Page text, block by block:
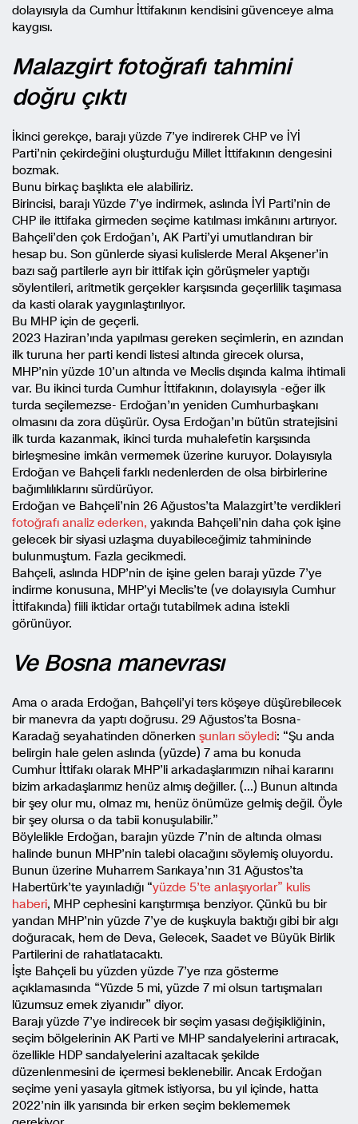
dolayısıyla da Cumhur İttifakının kendisini güvenceye alma
kaygısı.
Malazgirt fotoğrafı tahmini
doğru çıktı
İkinci gerekçe, barajı yüzde 7’ye indirerek CHP ve İYİ
Parti’nin çekirdeğini oluşturduğu Millet İttifakının dengesini
bozmak.
Bunu birkaç başlıkta ele alabiliriz.
Birincisi, barajı Yüzde 7’ye indirmek, aslında İYİ Parti’nin de
CHP ile ittifaka girmeden seçime katılması imkânını artırıyor.
Bahçeli’den çok Erdoğan’ı, AK Parti’yi umutlandıran bir
hesap bu. Son günlerde siyasi kulislerde Meral Akşener’in
bazı sağ partilerle ayrı bir ittifak için görüşmeler yaptığı
söylentileri, aritmetik gerçekler karşısında geçerlilik taşımasa
da kasti olarak yaygınlaştırılıyor.
Bu MHP için de geçerli.
2023 Haziran’ında yapılması gereken seçimlerin, en azından
ilk turuna her parti kendi listesi altında girecek olursa,
MHP’nin yüzde 10’un altında ve Meclis dışında kalma ihtimali
var. Bu ikinci turda Cumhur İttifakının, dolayısıyla -eğer ilk
turda seçilemezse- Erdoğan’ın yeniden Cumhurbaşkanı
olmasını da zora düşürür. Oysa Erdoğan’ın bütün stratejisini
ilk turda kazanmak, ikinci turda muhalefetin karşısında
birleşmesine imkân vermemek üzerine kuruyor. Dolayısıyla
Erdoğan ve Bahçeli farklı nedenlerden de olsa birbirlerine
bağımlılıklarını sürdürüyor.
Erdoğan ve Bahçeli’nin 26 Ağustos’ta Malazgirt’te verdikleri
fotoğrafı analiz ederken, yakında Bahçeli’nin daha çok işine
gelecek bir siyasi uzlaşma duyabileceğimiz tahmininde
bulunmuştum. Fazla gecikmedi.
Bahçeli, aslında HDP’nin de işine gelen barajı yüzde 7’ye
indirme konusuna, MHP’yi Meclis’te (ve dolayısıyla Cumhur
İttifakında) fiili iktidar ortağı tutabilmek adına istekli
görünüyor.
Ve Bosna manevrası
Ama o arada Erdoğan, Bahçeli’yi ters köşeye düşürebilecek
bir manevra da yaptı doğrusu. 29 Ağustos’ta Bosna-
Karadağ seyahatinden dönerken şunları söyledi: “Şu anda
belirgin hale gelen aslında (yüzde) 7 ama bu konuda
Cumhur İttifakı olarak MHP’li arkadaşlarımızın nihai kararını
bizim arkadaşlarımız henüz almış değiller. (…) Bunun altında
bir şey olur mu, olmaz mı, henüz önümüze gelmiş değil. Öyle
bir şey olursa o da tabii konuşulabilir.”
Böylelikle Erdoğan, barajın yüzde 7’nin de altında olması
halinde bunun MHP’nin talebi olacağını söylemiş oluyordu.
Bunun üzerine Muharrem Sarıkaya’nın 31 Ağustos’ta
Habertürk’te yayınladığı “yüzde 5’te anlaşıyorlar” kulis
haberi, MHP cephesini karıştırmışa benziyor. Çünkü bu bir
yandan MHP’nin yüzde 7’ye de kuşkuyla baktığı gibi bir algı
doğuracak, hem de Deva, Gelecek, Saadet ve Büyük Birlik
Partilerini de rahatlatacaktı.
İşte Bahçeli bu yüzden yüzde 7’ye rıza gösterme
açıklamasında “Yüzde 5 mi, yüzde 7 mi olsun tartışmaları
lüzumsuz emek ziyanıdır” diyor.
Barajı yüzde 7’ye indirecek bir seçim yasası değişikliğinin,
seçim bölgelerinin AK Parti ve MHP sandalyelerini artıracak,
özellikle HDP sandalyelerini azaltacak şekilde
düzenlenmesini de içermesi beklenebilir. Ancak Erdoğan
seçime yeni yasayla gitmek istiyorsa, bu yıl içinde, hatta
2022’nin ilk yarısında bir erken seçim beklememek